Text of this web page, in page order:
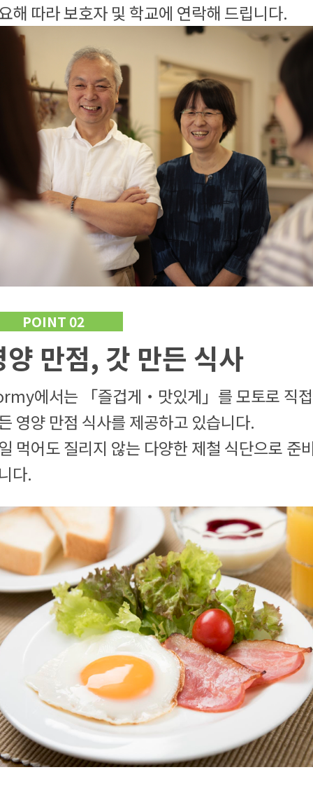
해 따라 보호자 및 학교에 연락해 드립니다.
POINT 02
양 만점, 갓 만든 식사
에서는 「즐겁게・맛있게」를 모토로 직접
영양 만점 식사를 제공하고 있습니다.
먹어도 질리지 않는 다양한 제철 식단으로 준
다.